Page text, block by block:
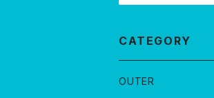
CATEGORY
OUTER